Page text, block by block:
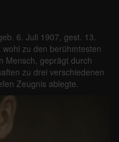
6. Juli 1907, gest. 13.
zu den berühmtesten
Mensch, geprägt durch
zu drei verschiedenen
Zeugnis ablegte.